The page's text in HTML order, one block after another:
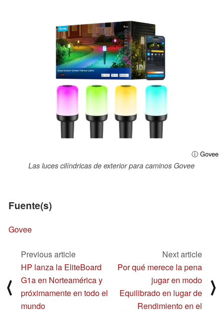
ⓘ Govee
Las luces cilíndricas de exterior para caminos Govee
Fuente(s)
Govee
⟨
Previous article
HP lanza la EliteBoard
G1a en Norteamérica y
próximamente en todo el
mundo
Next article
Por qué merece la pena
jugar en modo
Equilibrado en lugar de
Rendimiento en el
⟩